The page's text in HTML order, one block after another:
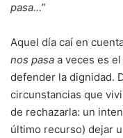
pasa…”
Aquel día caí en
nos pasa a veces es
defender la dignidad.
circunstancias que
de rechazarla: un
último recurso) dejar